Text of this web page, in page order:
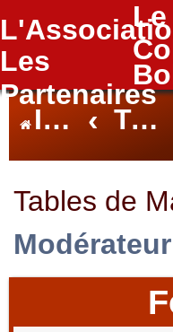
Le
Les
Partenaires
FAQ
Index du forum Tables Nantaises
Tables de